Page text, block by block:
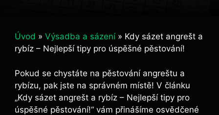
Úvod » Výsadba a sázení » Kdy sázet angrešt a
rybíz – Nejlepší tipy pro úspěšné pěstování!
Pokud se chystáte na pěstování angreštu a
rybízu, pak jste na správném místě! V článku
„Kdy sázet angrešt a rybíz – Nejlepší tipy pro
úspěšné pěstování!“ vám přinášíme osvědčené